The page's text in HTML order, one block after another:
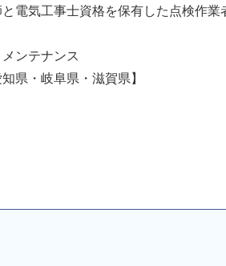
電気工事士資格を保有した点検作
ンテナンス
県・岐阜県・滋賀県】